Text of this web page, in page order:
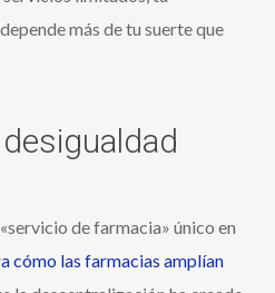
más de tu suerte que
de farmacia» único en
cómo las farmacias amplían